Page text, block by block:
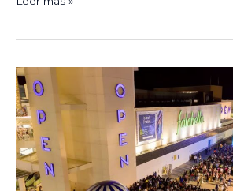
Prescribe
deuda
tributaria
del
Open
Plaza
Piura